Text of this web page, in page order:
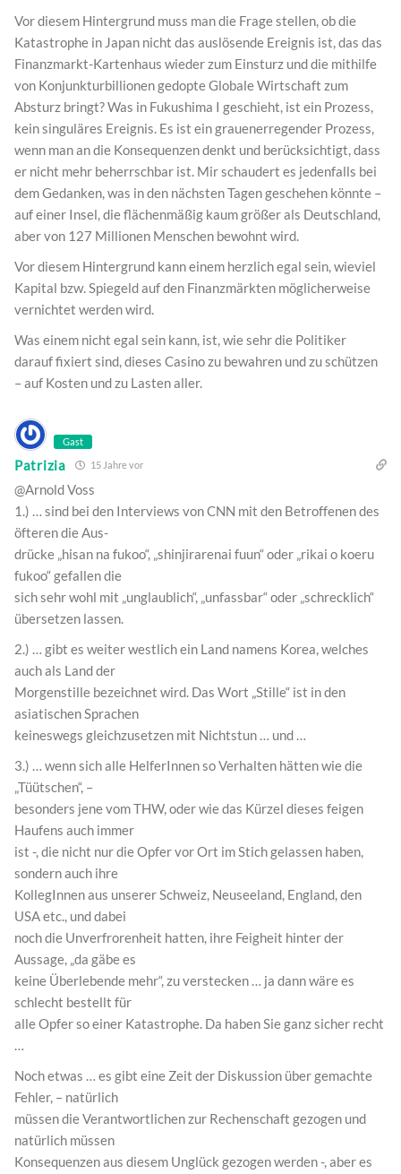
Vor diesem Hintergrund muss man die Frage stellen, ob die
Katastrophe in Japan nicht das auslösende Ereignis ist, das das
Finanzmarkt-Kartenhaus wieder zum Einsturz und die mithilfe
von Konjunkturbillionen gedopte Globale Wirtschaft zum
Absturz bringt? Was in Fukushima I geschieht, ist ein Prozess,
kein singuläres Ereignis. Es ist ein grauenerregender Prozess,
wenn man an die Konsequenzen denkt und berücksichtigt, dass
er nicht mehr beherrschbar ist. Mir schaudert es jedenfalls bei
dem Gedanken, was in den nächsten Tagen geschehen könnte –
auf einer Insel, die flächenmäßig kaum größer als Deutschland,
aber von 127 Millionen Menschen bewohnt wird.
Vor diesem Hintergrund kann einem herzlich egal sein, wieviel
Kapital bzw. Spiegeld auf den Finanzmärkten möglicherweise
vernichtet werden wird.
Was einem nicht egal sein kann, ist, wie sehr die Politiker
darauf fixiert sind, dieses Casino zu bewahren und zu schützen
– auf Kosten und zu Lasten aller.
Gast
Patrizia 15 Jahre vor
@Arnold Voss
1.) … sind bei den Interviews von CNN mit den Betroffenen des
öfteren die Aus-
drücke „hisan na fukoo“, „shinjirarenai fuun“ oder „rikai o koeru
fukoo“ gefallen die
sich sehr wohl mit „unglaublich“, „unfassbar“ oder „schrecklich“
übersetzen lassen.
2.) … gibt es weiter westlich ein Land namens Korea, welches
auch als Land der
Morgenstille bezeichnet wird. Das Wort „Stille“ ist in den
asiatischen Sprachen
keineswegs gleichzusetzen mit Nichtstun … und …
3.) … wenn sich alle HelferInnen so Verhalten hätten wie die
„Tüütschen“, –
besonders jene vom THW, oder wie das Kürzel dieses feigen
Haufens auch immer
ist -, die nicht nur die Opfer vor Ort im Stich gelassen haben,
sondern auch ihre
KollegInnen aus unserer Schweiz, Neuseeland, England, den
USA etc., und dabei
noch die Unverfrorenheit hatten, ihre Feigheit hinter der
Aussage, „da gäbe es
keine Überlebende mehr“, zu verstecken … ja dann wäre es
schlecht bestellt für
alle Opfer so einer Katastrophe. Da haben Sie ganz sicher recht
…
Noch etwas … es gibt eine Zeit der Diskussion über gemachte
Fehler, – natürlich
müssen die Verantwortlichen zur Rechenschaft gezogen und
natürlich müssen
Konsequenzen aus diesem Unglück gezogen werden -, aber es